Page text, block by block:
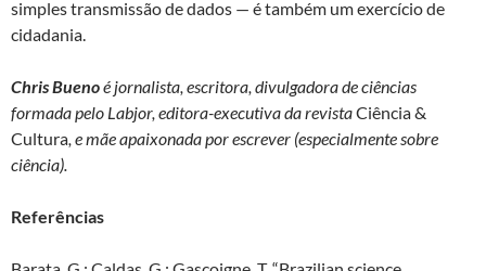
simples transmissão de dados — é também um exercício de
cidadania.
Chris Buenoé jornalista, escritora, divulgadora de ciências
formada pelo Labjor, editora-executiva da revistaCiência &
Cultura, e mãe apaixonada por escrever (especialmente sobre
ciência).
Referências